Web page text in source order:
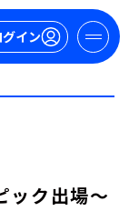
グイン
ック出場～